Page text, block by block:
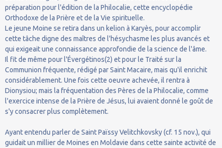
préparation pour l'édition de la Philocalie, cette encyclopédie
Orthodoxe de la Prière et de la Vie spirituelle.
Le jeune Moine se retira dans un kelion à Karyès, pour accomplir
cette tâche digne des maîtres de l'hésychasme les plus avancés et
qui exigeait une connaissance approfondie de la science de l'âme.
Il fit de même pour l'Évergétinos(2) et pour le Traité sur la
Communion fréquente, rédigé par Saint Macaire, mais qu'il enrichit
considérablement. Une fois cette oeuvre achevée, il rentra à
Dionysiou; mais la fréquentation des Pères de la Philocalie, comme
l'exercice intense de la Prière de Jésus, lui avaient donné le goût de
s'y consacrer plus complètement.
Ayant entendu parler de Saint Païssy Velitchkovsky (cf. 15 nov.), qui
guidait un millier de Moines en Moldavie dans cette sainte activité de